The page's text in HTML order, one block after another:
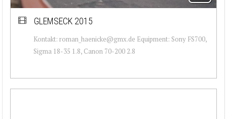
GLEMSECK 2015
Kontakt: roman_haenicke@gmx.de Equipment: Sony FS700,
Sigma 18-35 1.8, Canon 70-200 2.8